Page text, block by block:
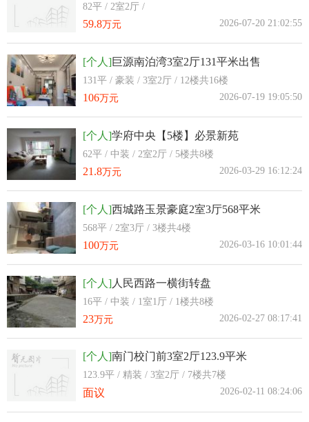
82平 / 2室2厅 /
59.8万元 2026-07-20 21:02:55
[个人]巨源南泊湾3室2厅131平米出售
131平 / 豪装 / 3室2厅 / 12楼共16楼
106万元 2026-07-19 19:05:50
[个人]学府中央【5楼】必景新苑
62平 / 中装 / 2室2厅 / 5楼共8楼
21.8万元 2026-03-29 16:12:24
[个人]西城路玉景豪庭2室3厅568平米
568平 / 2室3厅 / 3楼共4楼
100万元 2026-03-16 10:01:44
[个人] 人民西路一横街转盘
16平 / 中装 / 1室1厅 / 1楼共8楼
23万元 2026-02-27 08:17:41
[个人]南门校门前3室2厅123.9平米
123.9平 / 精装 / 3室2厅 / 7楼共7楼
面议 2026-02-11 08:24:06